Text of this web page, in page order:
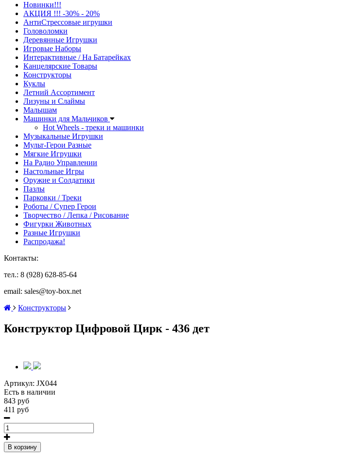
Новинки!!!
АКЦИЯ !!! -30% - 20%
АнтиСтрессовые игрушки
Головоломки
Деревянные Игрушки
Игровые Наборы
Интерактивные / На Батарейках
Канцелярские Товары
Конструкторы
Куклы
Летний Ассортимент
Лизуны и Слаймы
Малышам
Машинки для Мальчиков
Hot Wheels - треки и машинки
Музыкальные Игрушки
Мульт-Герои Разные
Мягкие Игрушки
На Радио Управлении
Настольные Игры
Оружие и Солдатики
Пазлы
Парковки / Треки
Роботы / Супер Герои
Творчество / Лепка / Рисование
Фигурки Животных
Разные Игрушки
Распродажа!
Контакты:
тел.: 8 (928) 628-85-64
email: sales@toy-box.net
Конструкторы
Конструктор Цифровой Цирк - 436 дет
Артикул: JX044
Есть в наличии
843 руб
411 руб
В корзину